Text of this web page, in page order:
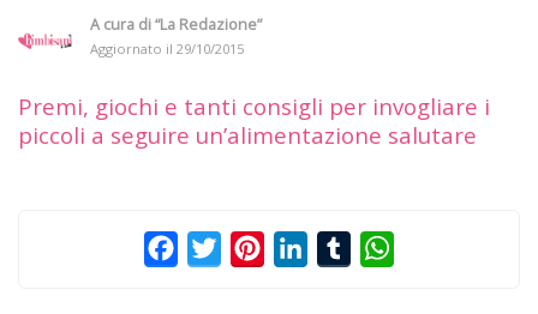
A cura di“La Redazione”
Aggiornato il 29/10/2015
Premi, giochi e tanti consigli per invogliare i
piccoli a seguire un’alimentazione salutare
FacebookTwitterPinterestLinkedInTumblr